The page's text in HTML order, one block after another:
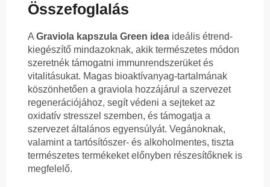
Összefoglalás
A Graviola kapszula Green idea ideális étrend-
kiegészítő mindazoknak, akik természetes módon
szeretnék támogatni immunrendszerüket és
vitalitásukat. Magas bioaktívanyag-tartalmának
köszönhetően a graviola hozzájárul a szervezet
regenerációjához, segít védeni a sejteket az
oxidatív stresszel szemben, és támogatja a
szervezet általános egyensúlyát. Vegánoknak,
valamint a tartósítószer- és alkoholmentes, tiszta
természetes termékeket előnyben részesítőknek is
megfelelő.